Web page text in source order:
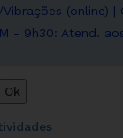
(online) |
- 9h30: Atend.